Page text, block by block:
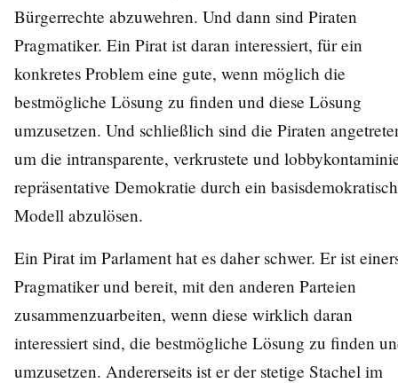
Bürgerrechte abzuwehren. Und dann sind Piraten
Pragmatiker. Ein Pirat ist daran interessiert, für ein
konkretes Problem eine gute, wenn möglich die
bestmögliche Lösung zu finden und diese Lösung
umzusetzen. Und schließlich sind die Piraten
um die intransparente, verkrustete und
repräsentative Demokratie durch ein
Modell abzulösen.
Ein Pirat im Parlament hat es daher schwer. Er ist
Pragmatiker und bereit, mit den anderen Parteien
zusammenzuarbeiten, wenn diese wirklich daran
interessiert sind, die bestmögliche Lösung zu finden
umzusetzen. Andererseits ist er der stetige Stachel im